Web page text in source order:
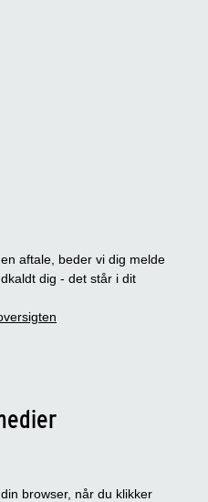
aftale, beder vi dig melde
dig - det står i dit
browser, når du klikker